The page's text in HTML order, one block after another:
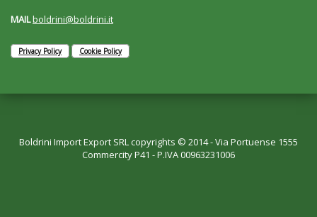
MAILboldrini@boldrini.it
Privacy Policy Cookie Policy
Boldrini Import Export SRL copyrights © 2014 - Via Portuense 1555
Commercity P41 - P.IVA 00963231006